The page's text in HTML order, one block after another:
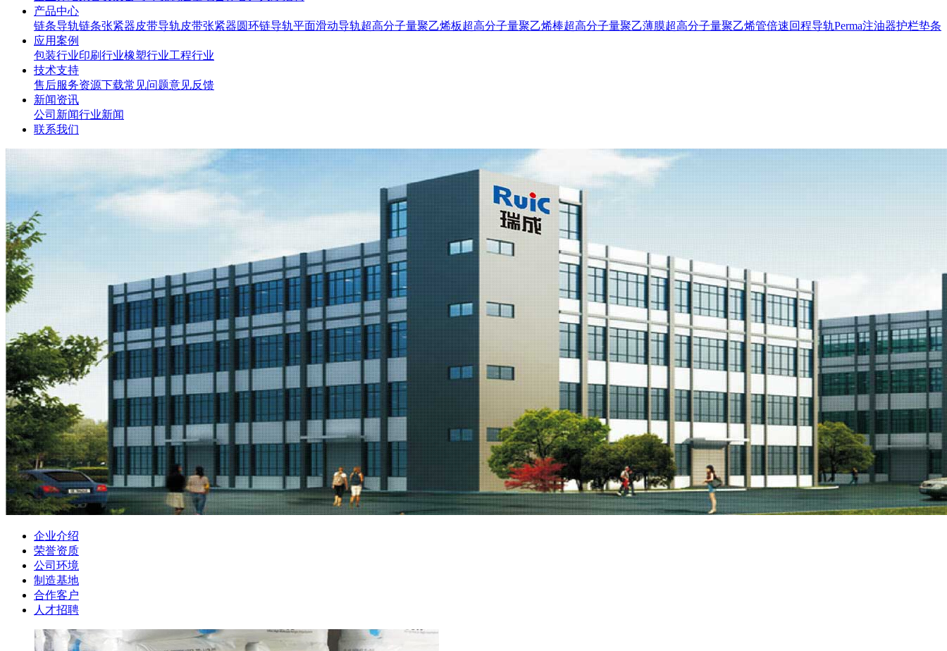
产品中心
链条导轨链条张紧器皮带导轨皮带张紧器圆环链导轨平面滑动导轨超高分子量聚乙烯板超高分子量聚乙烯棒超高分子量聚乙薄膜超高分子量聚乙烯管倍速回程导轨Perma注油器护栏垫条
应用案例
包装行业印刷行业橡塑行业工程行业
技术支持
售后服务资源下载常见问题意见反馈
新闻资讯
公司新闻行业新闻
联系我们
企业介绍
荣誉资质
公司环境
制造基地
合作客户
人才招聘